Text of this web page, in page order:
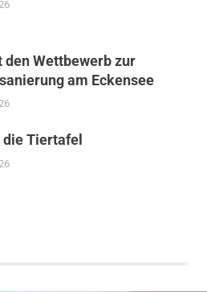
den Wettbewerb zur
am Eckensee
Tiertafel